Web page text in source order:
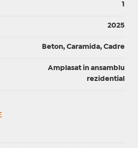
1
2025
Beton, Caramida, Cadre
Amplasat in ansamblu
rezidential